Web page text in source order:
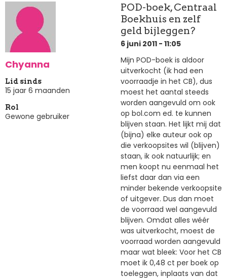
here:
Chyanna
Lid sinds
15 jaar 6 maanden
Rol
Gewone gebruiker
POD-boek, Centraal
Boekhuis en zelf
geld bijleggen?
6 juni 2011 - 11:05
Mijn POD-boek is aldoor
uitverkocht (ik had een
voorraadje in het CB), dus
moest het aantal steeds
worden aangevuld om ook
op bol.com ed. te kunnen
blijven staan. Het lijkt mij dat
(bijna) elke auteur ook op
die verkoopsites wil (blijven)
staan, ik ook natuurlijk; en
men koopt nu eenmaal het
liefst daar dan via een
minder bekende verkoopsite
of uitgever. Dus dan moet
de voorraad wel aangevuld
blijven. Omdat alles wéér
was uitverkocht, moest de
voorraad worden aangevuld
maar wat bleek: Voor het CB
moet ik 0,48 ct per boek op
toeleggen, inplaats van dat